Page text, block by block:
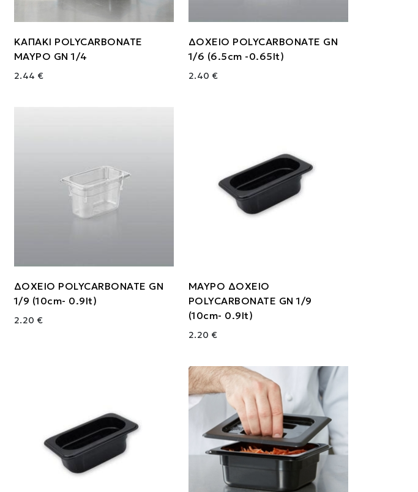
ΚΑΠΑΚΙ POLYCARBONATE
ΜΑΥΡΟ GN 1/4
2.44 €
ΔΟΧΕΙΟ POLYCARBONATE GN
1/6 (6.5cm -0.65lt)
2.40 €
ΔΟΧΕΙΟ POLYCARBONATE GN
1/9 (10cm- 0.9lt)
2.20 €
ΜΑΥΡΟ ΔΟΧΕΙΟ
POLYCARBONATE GN 1/9
(10cm- 0.9lt)
2.20 €